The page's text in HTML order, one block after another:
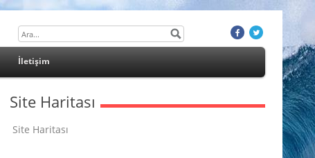
İletişim
Site Haritası
Site Haritası